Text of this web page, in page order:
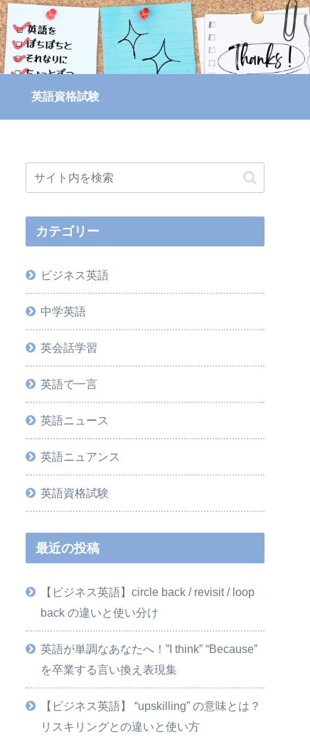
英語資格試験
カテゴリー
ビジネス英語
中学英語
英会話学習
英語で一言
英語ニュース
英語ニュアンス
英語資格試験
最近の投稿
【ビジネス英語】circle back / revisit / loop
back の違いと使い分け
英語が単調なあなたへ！”I think” “Because”
を卒業する言い換え表現集
【ビジネス英語】 “upskilling” の意味とは？
リスキリングとの違いと使い方